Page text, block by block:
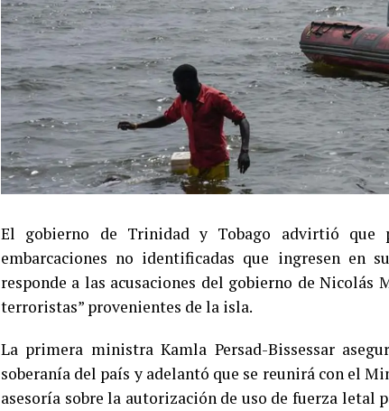
El gobierno de Trinidad y Tobago advirtió
embarcaciones no identificadas que ingresen en
responde a las acusaciones del gobierno de Nicolás
terroristas” provenientes de la isla.
La primera ministra Kamla Persad-Bissessar
soberanía del país y adelantó que se reunirá con el
asesoría sobre la autorización de uso de fuerza letal